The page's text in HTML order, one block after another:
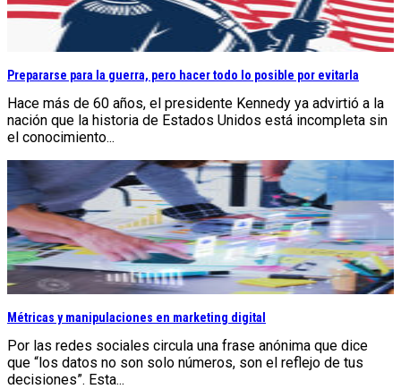
Prepararse para la guerra, pero hacer todo lo posible por evitarla
Hace más de 60 años, el presidente Kennedy ya advirtió a la
nación que la historia de Estados Unidos está incompleta sin
el conocimiento...
Métricas y manipulaciones en marketing digital
Por las redes sociales circula una frase anónima que dice
que “los datos no son solo números, son el reflejo de tus
decisiones”. Esta...